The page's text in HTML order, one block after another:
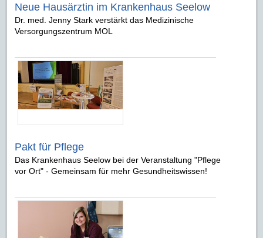
Neue Hausärztin im Krankenhaus Seelow
Dr. med. Jenny Stark verstärkt das Medizinische
Versorgungszentrum MOL
Pakt für Pflege
Das Krankenhaus Seelow bei der Veranstaltung "Pflege
vor Ort" - Gemeinsam für mehr Gesundheitswissen!